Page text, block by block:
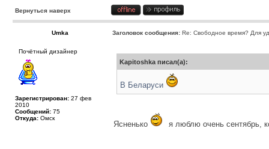
Вернуться наверх
Umka Заголовок сообщения: Re: Свободное время? Для
Почётный дизайнер
Зарегистрирован: 27 фев
2010
Сообщений: 75
Откуда: Омск
Kapitoshka писал(а):
В Беларуси
Ясненько я люблю очень сентябрь,